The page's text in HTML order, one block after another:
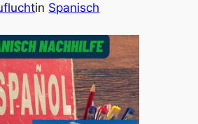
in Spanisch